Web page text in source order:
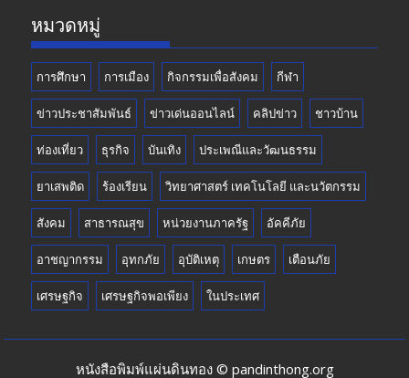
หมวดหมู่
การศึกษา การเมือง กิจกรรมเพื่อสังคม กีฬา
ข่าวประชาสัมพันธ์ ข่าวเด่นออนไลน์ คลิปข่าว ชาวบ้าน
ท่องเที่ยว ธุรกิจ บันเทิง ประเพณีและวัฒนธรรม
ยาเสพติด ร้องเรียน วิทยาศาสตร์ เทคโนโลยี และนวัตกรรม
สังคม สาธารณสุข หน่วยงานภาครัฐ อัคคีภัย
อาชญากรรม อุทกภัย อุบัติเหตุ เกษตร เตือนภัย
เศรษฐกิจ เศรษฐกิจพอเพียง ในประเทศ
หนังสือพิมพ์แผ่นดินทอง © pandinthong.org